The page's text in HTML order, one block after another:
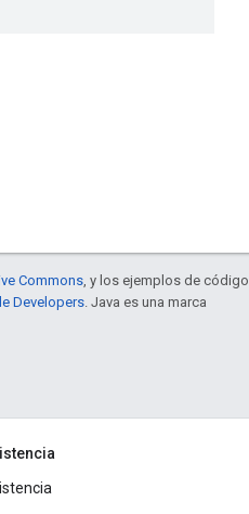
Commons, y los ejemplos de código
Developers. Java es una marca